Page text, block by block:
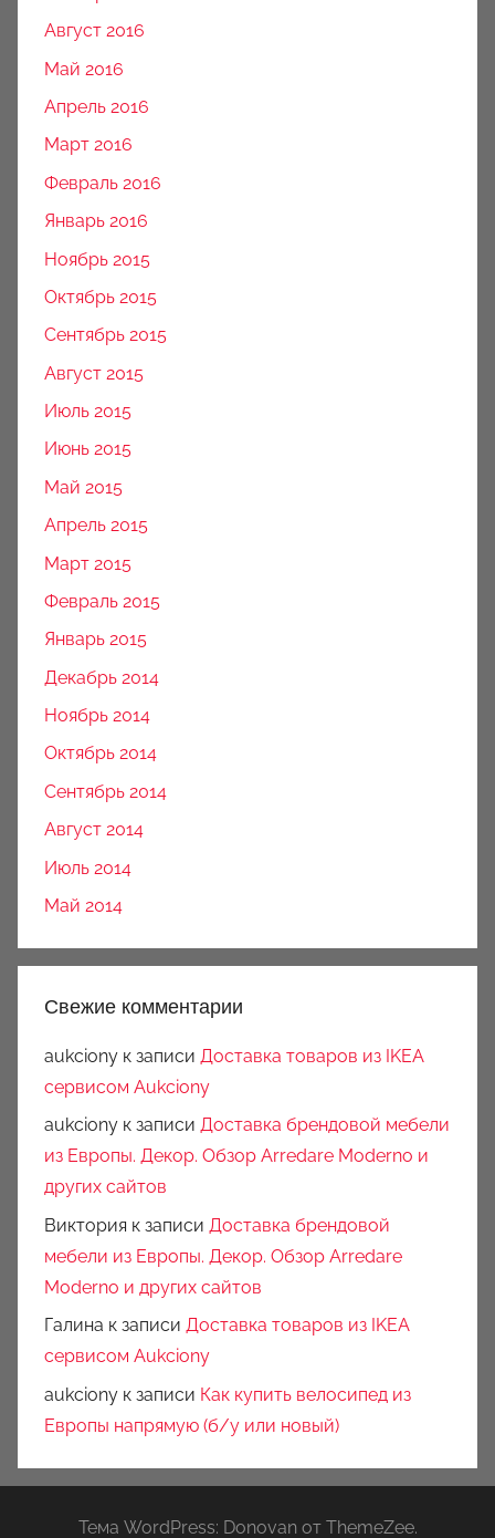
Август 2016
Май 2016
Апрель 2016
Март 2016
Февраль 2016
Январь 2016
Ноябрь 2015
Октябрь 2015
Сентябрь 2015
Август 2015
Июль 2015
Июнь 2015
Май 2015
Апрель 2015
Март 2015
Февраль 2015
Январь 2015
Декабрь 2014
Ноябрь 2014
Октябрь 2014
Сентябрь 2014
Август 2014
Июль 2014
Май 2014
Свежие комментарии
aukciony к записи Доставка товаров из IKEA
сервисом Aukciony
aukciony к записи Доставка брендовой мебели
из Европы. Декор. Обзор Arredare Moderno и
других сайтов
Виктория к записи Доставка брендовой
мебели из Европы. Декор. Обзор Arredare
Moderno и других сайтов
Галина к записи Доставка товаров из IKEA
сервисом Aukciony
aukciony к записи Как купить велосипед из
Европы напрямую (б/у или новый)
Тема WordPress: Donovan от ThemeZee.